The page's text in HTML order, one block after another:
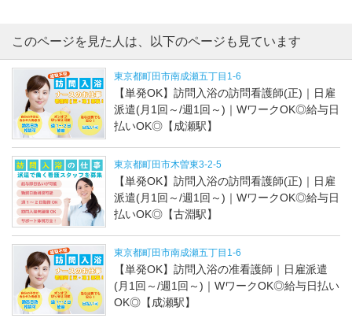
このページを見た人は、以下のページも見ています
東京都町田市南成瀬五丁目1-6
【単発OK】訪問入浴の訪問看護師(正)｜日雇
派遣(月1回～/週1回～)｜WワークOK◎給与日
払いOK◎【成瀬駅】
東京都町田市木曽東3-2-5
【単発OK】訪問入浴の訪問看護師(正)｜日雇
派遣(月1回～/週1回～)｜WワークOK◎給与日
払いOK◎【古淵駅】
東京都町田市南成瀬五丁目1-6
【単発OK】訪問入浴の准看護師｜日雇派遣
(月1回～/週1回～)｜WワークOK◎給与日払い
OK◎【成瀬駅】